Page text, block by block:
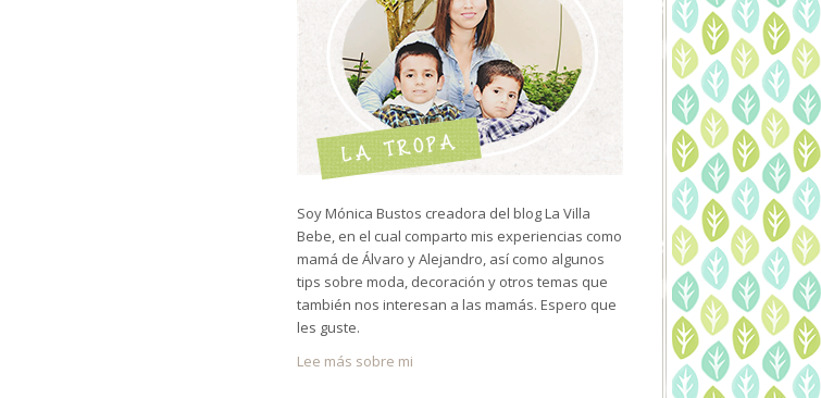
Soy Mónica Bustos creadora del blog La Villa
Bebe, en el cual comparto mis experiencias como
mamá de Álvaro y Alejandro, así como algunos
tips sobre moda, decoración y otros temas que
también nos interesan a las mamás. Espero que
les guste.
Lee más sobre mi